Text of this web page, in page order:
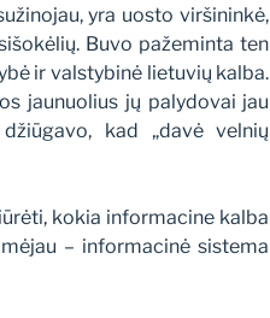
yra uosto viršininkė,
Buvo pažeminta ten
ir valstybinė lietuvių kalba.
jaunuolius jų palydovai jau
kad „davė velnių
kokia informacine kalba
– informacinė sistema